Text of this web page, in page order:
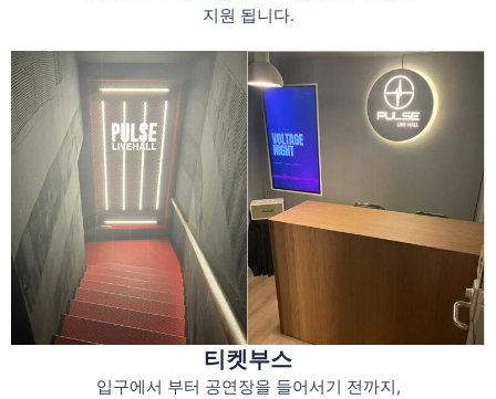
지원 됩니다.
티켓부스
입구에서 부터 공연장을 들어서기 전까지,